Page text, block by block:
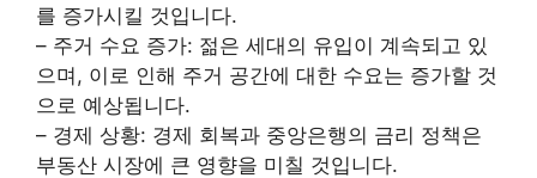
를 증가시킬 것입니다.
– 주거 수요 증가: 젊은 세대의 유입이 계속되고 있
으며, 이로 인해 주거 공간에 대한 수요는 증가할 것
으로 예상됩니다.
– 경제 상황: 경제 회복과 중앙은행의 금리 정책은
부동산 시장에 큰 영향을 미칠 것입니다.